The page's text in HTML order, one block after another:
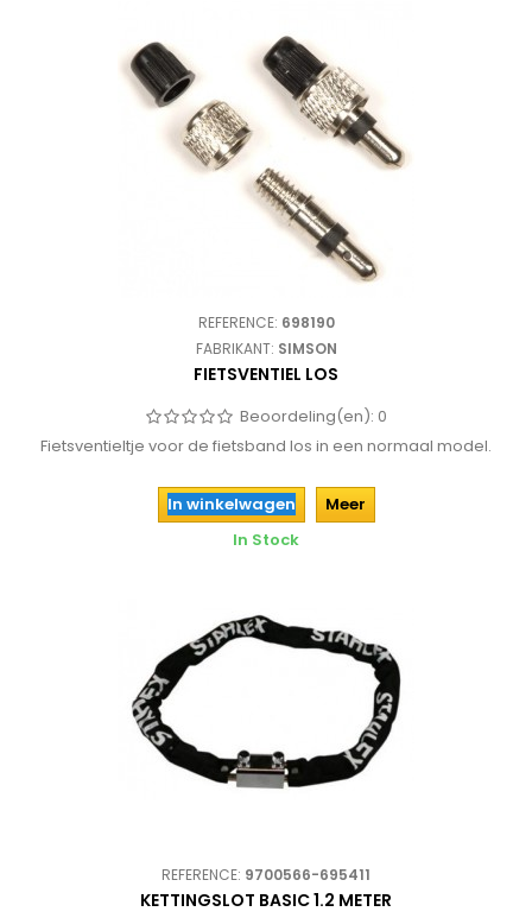
REFERENCE: 698190
FABRIKANT: SIMSON
FIETSVENTIEL LOS
Beoordeling(en): 0
Fietsventieltje voor de fietsband los in een normaal model.
In winkelwagen
Meer
In Stock
REFERENCE: 9700566-695411
KETTINGSLOT BASIC 1.2 METER